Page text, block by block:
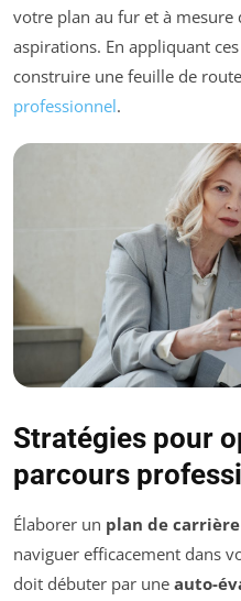
votre plan au fur et à mesure
aspirations. En appliquant
construire une feuille de
professionnel.
Stratégies pour
parcours
Élaborer un plan de carrière
naviguer efficacement dans
doit débuter par une auto-